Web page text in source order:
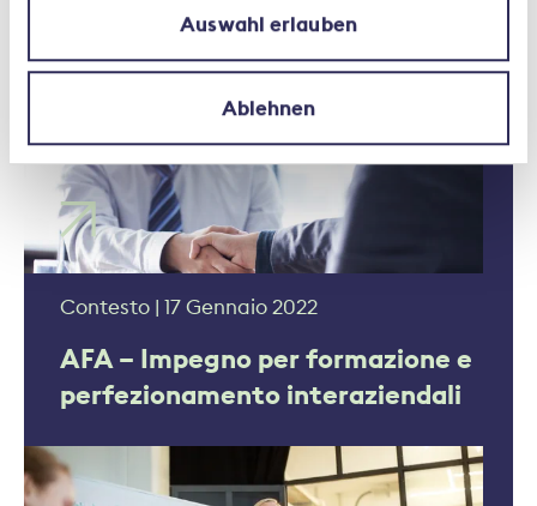
Auswahl erlauben
Ablehnen
Garanzia efficiente della qualità
Contesto | 17 Gennaio 2022
AFA – Impegno per formazione e
perfezionamento interaziendali